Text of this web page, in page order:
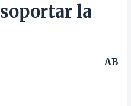
la
AB